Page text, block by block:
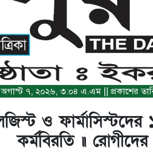
অগাস্ট ৭, ২০২৬, ৩:০৪ এ.এম || প্রকাশের
ও ফার্মাসিস্টদের
কর্মবিরতি ॥ রোগীদের